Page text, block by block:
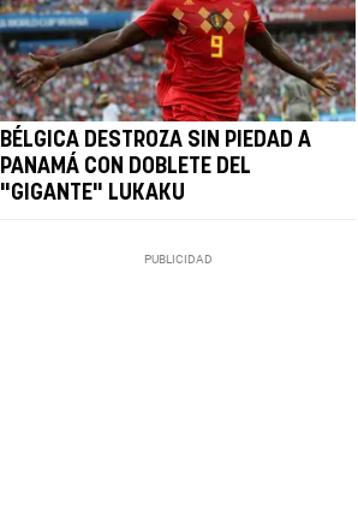
BÉLGICA DESTROZA SIN PIEDAD A
PANAMÁ CON DOBLETE DEL
"GIGANTE" LUKAKU